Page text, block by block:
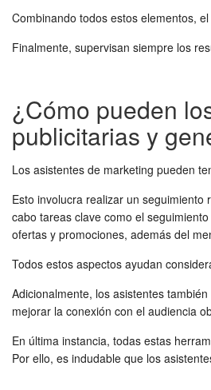
Combinando todos estos elementos,
Finalmente, supervisan siempre los
¿Cómo pueden
publicitarias y
Los asistentes de marketing pueden
Esto involucra realizar un
cabo tareas clave como el
ofertas y promociones, además del
Todos estos aspectos ayudan
Adicionalmente, los asistentes
mejorar la conexión con el audiencia
En última instancia, todas estas
Por ello, es indudable que los